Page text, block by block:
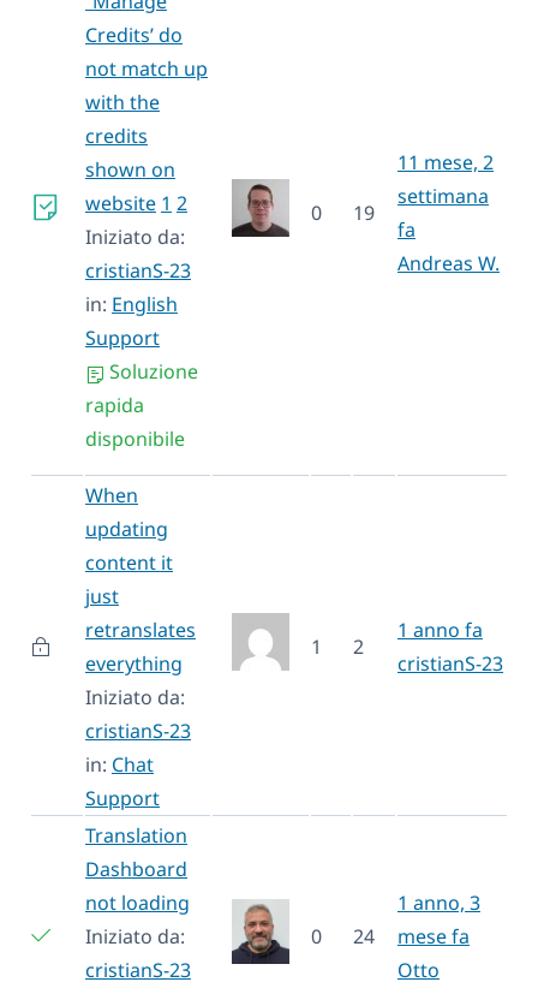
Credits’ do
not match up
with the
credits
shown on
website 1 2
Iniziato da:
cristianS-23
in: English
Support
Soluzione
rapida
disponibile
0 19
11 mese, 2
settimana
fa
Andreas W.
When
updating
content it
just
retranslates
everything
Iniziato da:
cristianS-23
in: Chat
Support
1 2
1 anno fa
cristianS-23
Translation
Dashboard
not loading
Iniziato da:
cristianS-23
0 24
1 anno, 3
mese fa
Otto